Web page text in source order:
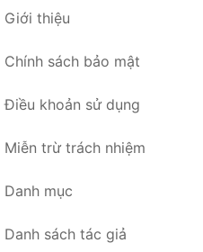
Giới thiệu
Chính sách bảo mật
Điều khoản sử dụng
Miễn trừ trách nhiệm
Danh mục
Danh sách tác giả